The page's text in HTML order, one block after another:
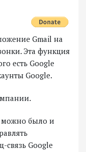
Gmail на
Эта функция
есть Google
Google.
можно было и
Google